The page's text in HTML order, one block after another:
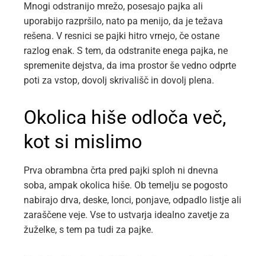
Mnogi odstranijo mrežo, posesajo pajka ali
uporabijo razpršilo, nato pa menijo, da je težava
rešena. V resnici se pajki hitro vrnejo, če ostane
razlog enak. S tem, da odstranite enega pajka, ne
spremenite dejstva, da ima prostor še vedno odprte
poti za vstop, dovolj skrivališč in dovolj plena.
Okolica hiše odloča več,
kot si mislimo
Prva obrambna črta pred pajki sploh ni dnevna
soba, ampak okolica hiše. Ob temelju se pogosto
nabirajo drva, deske, lonci, ponjave, odpadlo listje ali
zaraščene veje. Vse to ustvarja idealno zavetje za
žuželke, s tem pa tudi za pajke.